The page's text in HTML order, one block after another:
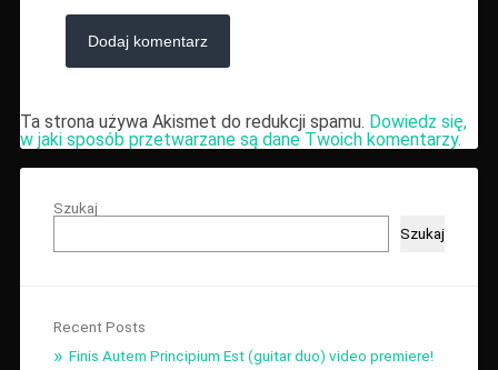
Ta strona używa Akismet do redukcji spamu. Dowiedz się,
w jaki sposób przetwarzane są dane Twoich komentarzy.
Szukaj
Szukaj
Recent Posts
Finis Autem Principium Est (guitar duo) video premiere!